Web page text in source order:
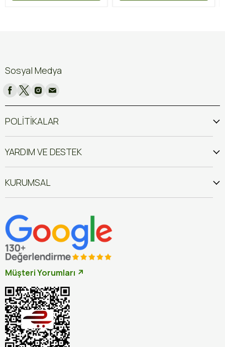
Sosyal Medya
POLİTİKALAR
YARDIM VE DESTEK
KURUMSAL
Müşteri Yorumları ↗